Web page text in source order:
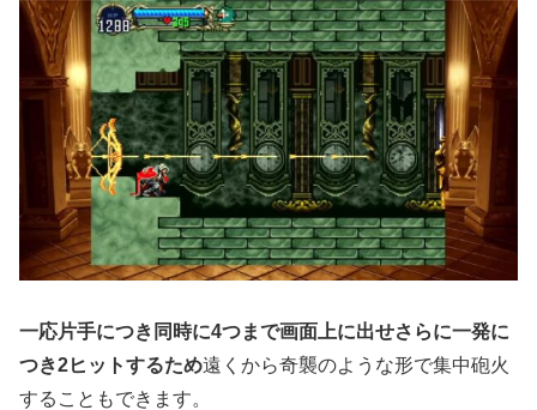
一応片手につき同時に4つまで画面上に出せさらに一発に
つき2ヒットするため遠くから奇襲のような形で集中砲火
することもできます。